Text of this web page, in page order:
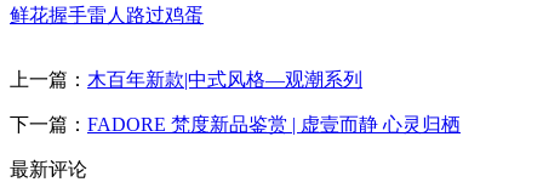
鲜花握手雷人 路过鸡蛋
上一篇： 木百年新款|中式风格—观潮系列
下一篇： FADORE 梵度新品鉴赏 | 虚壹而静 心灵归栖
最新评论